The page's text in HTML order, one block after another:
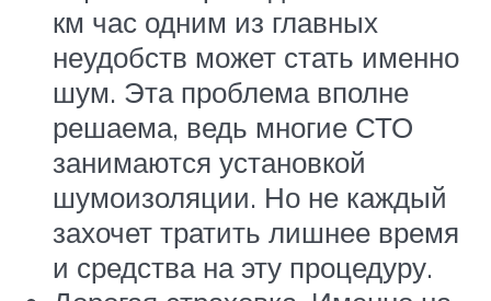
км час одним из главных
неудобств может стать именно
шум. Эта проблема вполне
решаема, ведь многие СТО
занимаются установкой
шумоизоляции. Но не каждый
захочет тратить лишнее время
и средства на эту процедуру.